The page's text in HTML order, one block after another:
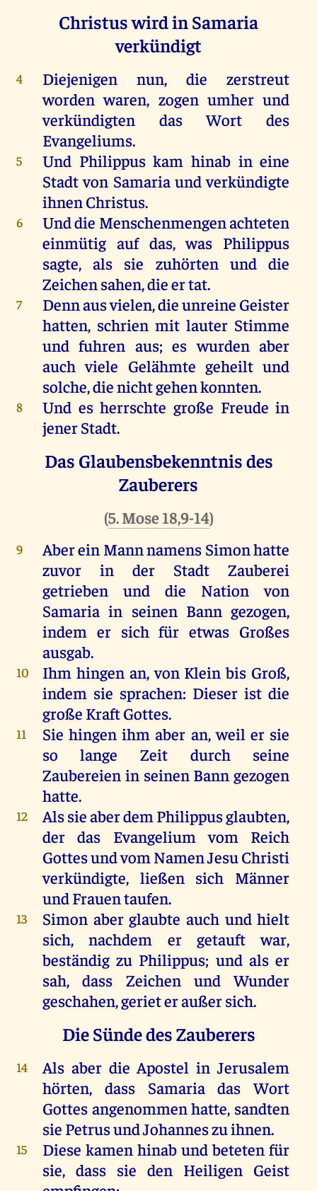
Christus wird in Samaria
verkündigt
4 Diejenigen nun,die
zerstreut
worden waren, zogen umher und
verkündigten
das Wort
des
Evangeliums.
5 Und Philippus kam hinab in eine
Stadt von Samaria und verkündigte
ihnenChristus.
6 Unddie Menschenmengen achteten
einmütig auf das,was Philippus
sagte,als sie zuhörten und die
Zeichensahen,dieertat.
7 Dennausvielen,dieunreine Geister
hatten, schrien mit lauter Stimme
und fuhren aus;es wurden aber
auch viele Gelähmte geheilt und
solche,dienichtgehenkonnten.
8 Und es herrschte große Freude in
jenerStadt.
Das Glaubensbekenntnis des
Zauberers
(5. Mose 18,9-14)
9 Aberein Mannnamens Simonhatte
zuvor
in der Stadt
Zauberei
getrieben
und die Nationvon
Samaria in seinen Bann gezogen,
indem er sich für etwas Großes
ausgab.
10 Ihm hingen an,von Klein bis Groß,
indem sie sprachen: Dieser ist die
große KraftGottes.
11 Sie hingen ihm aber an,weil er sie
so
lange Zeit durch
seine
Zaubereien in seinen Bann gezogen
hatte.
12 Alssieaberdem Philippusglaubten,
der das Evangelium vom
Reich
Gottesundvom NamenJesuChristi
verkündigte, ließen sich Männer
undFrauentaufen.
13 Simon aber glaubte auch und hielt
sich,nachdem er getauft war,
beständig zu Philippus; und als er
sah, dass Zeichen und
Wunder
geschahen, gerieteraußersich.
Die Sünde des Zauberers
14 Als aber die Apostel in Jerusalem
hörten, dass Samaria das
Wort
Gottes angenommenhatte, sandten
sie PetrusundJohanneszuihnen.
15 Diese kamen hinab und beteten für
sie, dass sie den Heiligen Geist